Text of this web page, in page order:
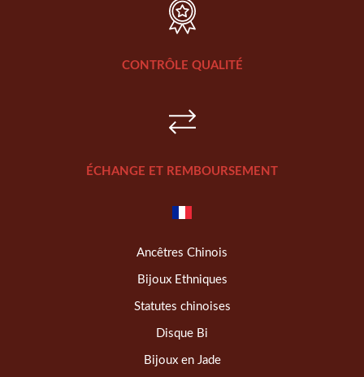
CONTRÔLE QUALITÉ
ÉCHANGE ET REMBOURSEMENT
Ancêtres Chinois
Bijoux Ethniques
Statutes chinoises
Disque Bi
Bijoux en Jade